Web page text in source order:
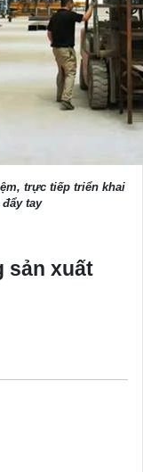
trực tiếp triển khai
tay
sản xuất